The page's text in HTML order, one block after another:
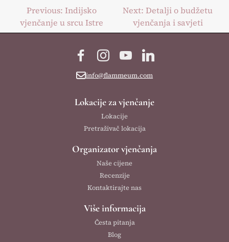
Post
navigation
Previous: Indijsko
vjenčanje u srcu Istre
Next: Detalji o budžetu
vjenčanja i savjeti
Facebook
Instagram
YouTubeLinkedIn
info@flammeum.com
Lokacije za vjenčanje
Lokacije
Pretraživač lokacija
Organizator vjenčanja
Naše cijene
Recenzije
Kontaktirajte nas
Više informacija
Česta pitanja
Blog